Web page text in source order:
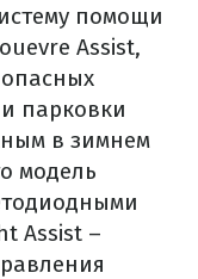
помощи
Assist,
парковки
в зимнем
модель
Assist –